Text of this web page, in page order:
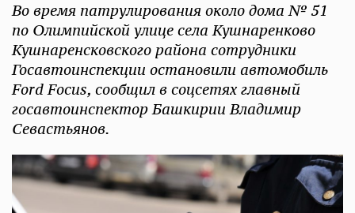
Во время патрулирования около дома № 51
по Олимпийской улице села Кушнаренково
Кушнаренсковского района сотрудники
Госавтоинспекции остановили автомобиль
Ford Focus, сообщил в соцсетях главный
госавтоинспектор Башкирии Владимир
Севастьянов.